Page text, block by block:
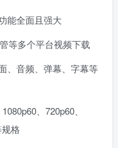
能全面且强大
等多个平台视频下载
、音频、弹幕、字幕等
、720p60、
格